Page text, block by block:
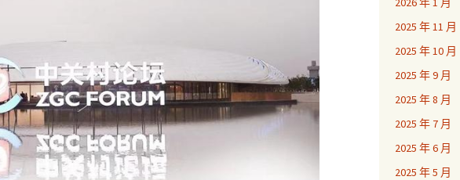
2025 年 11 月
2025 年 10 月
2025 年 9 月
2025 年 8 月
2025 年 7 月
2025 年 6 月
2025 年 5 月